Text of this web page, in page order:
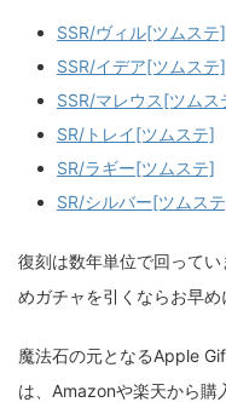
SSR/ヴィル[ツムステ]
SSR/イデア[ツムステ]
SSR/マレウス[ツムス
SR/トレイ[ツムステ]
SR/ラギー[ツムステ]
SR/シルバー[ツムス
復刻は数年単位で回って
めガチャを引くならお早め
魔法石の元となるApple
は、Amazonや楽天から購